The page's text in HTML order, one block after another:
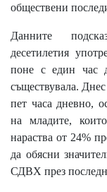
обществени
Данните
десетилетия
поне с един час
съществувала.
пет часа дневно,
на младите,
нараства от 24%
да обясни
СДВХ през